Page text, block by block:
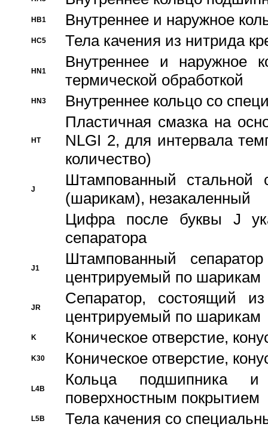
HB1 Bнутреннее и наружное
HC5 Тела качения из нитрида
HN1
Bнутреннее и наружное
термической обработкой
HN3 Внутреннее кольцо со
HT
Пластичная смазка на
NLGI 2, для интервала
количество)
J
Штампованный стальной
(шарикам), незакаленный
Цифра после буквы J
сепаратора
J1
Штампованный
центрируемый по шарикам
JR
Сепаратор, состоящий
центрируемый по шарикам
K Коническое отверстие,
K30 Коническое отверстие,
L4B
Кольца подшипника
поверхностным покрытием
L5B Тела качения со